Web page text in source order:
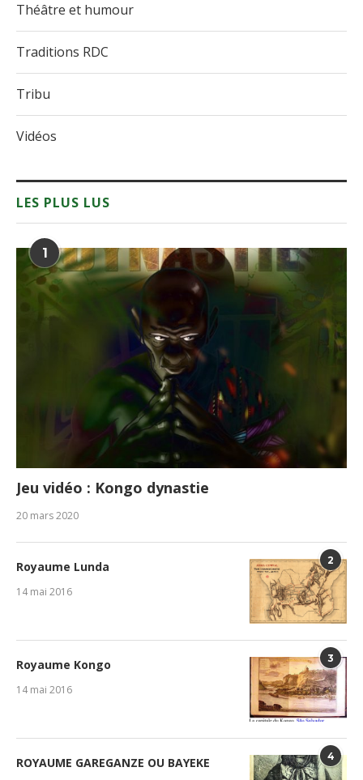
Théâtre et humour
Traditions RDC
Tribu
Vidéos
LES PLUS LUS
1
Jeu vidéo : Kongo dynastie
20 mars 2020
2
Royaume Lunda
14 mai 2016
3
Royaume Kongo
14 mai 2016
4
ROYAUME GAREGANZE OU BAYEKE